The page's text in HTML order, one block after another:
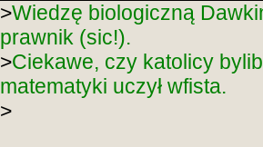
>Wiedzę biologiczną
prawnik (sic!).
>Ciekawe, czy katolicy
matematyki uczył wfista.
>